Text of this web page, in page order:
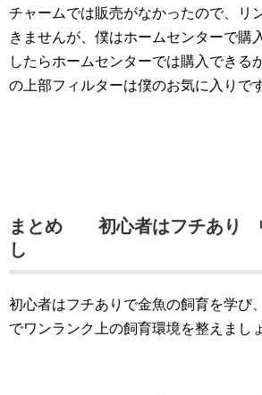
チャームでは販売がなかったので、リ
きませんが、僕はホームセンターで購
したらホームセンターでは購入できる
の上部フィルターは僕のお気に入りです
まとめ 初心者はフチあり
し
初心者はフチありで金魚の飼育を学び
でワンランク上の飼育環境を整えまし